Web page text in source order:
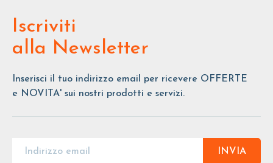
Iscriviti
alla Newsletter
Inserisci il tuo indirizzo email per ricevere OFFERTE
e NOVITA' sui nostri prodotti e servizi.
INVIA